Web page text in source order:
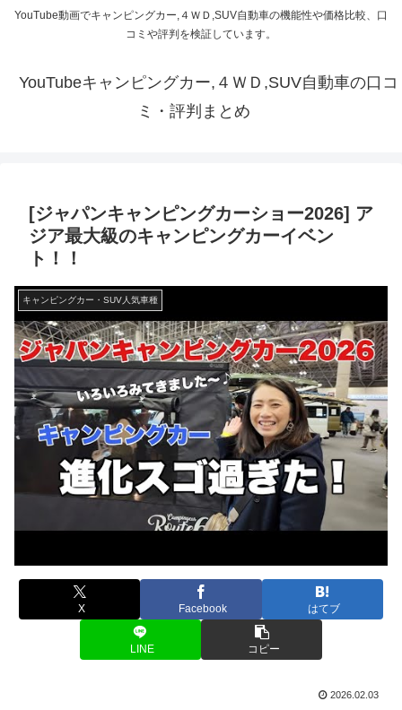
YouTube動画でキャンピングカー,４ＷＤ,SUV自動車の機能性や価格比較、口
コミや評判を検証しています。
YouTubeキャンピングカー,４ＷＤ,SUV自動車の口コ
ミ・評判まとめ
[ジャパンキャンピングカーショー2026] ア
ジア最大級のキャンピングカーイベン
ト！！
キャンピングカー・SUV人気車種
X Facebook はてブ
LINE コピー
2026.02.03